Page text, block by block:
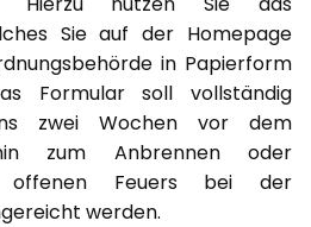
Sie auf der Homepage
in Papierform
Formular soll vollständig
zwei Wochen vor dem
zum Anbrennen oder
offenen Feuers bei der
werden.